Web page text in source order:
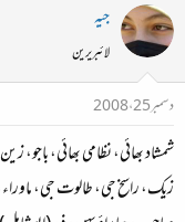
جیہ
لائبریرین
دسمبر 25، 2008
شمشاد بھائی، نظامی بھائی،
زیک، راسخ جی، طالوت جی،